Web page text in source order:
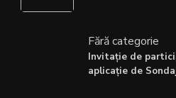
Fără categorie
Invitație de
aplicație de